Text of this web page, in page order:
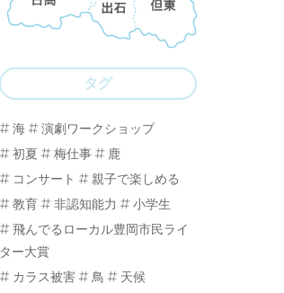
タグ
海
演劇ワークショップ
初夏
梅仕事
鹿
コンサート
親子で楽しめる
教育
非認知能力
小学生
飛んでるローカル豊岡市民ライ
ター大賞
カラス被害
鳥
天候